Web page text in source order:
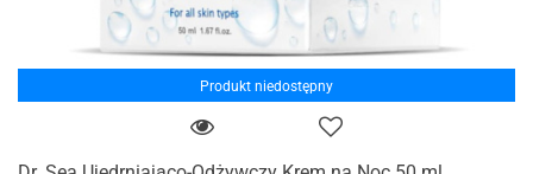
Produkt niedostępny